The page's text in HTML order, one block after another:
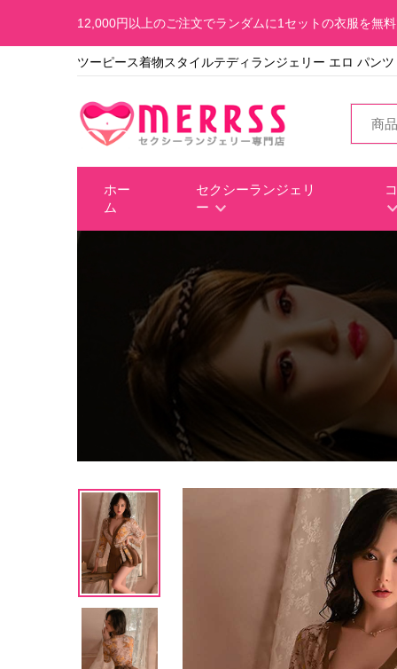
12,000円以上のご注文でランダムに1セットの衣服を無
ツーピース着物スタイルテディランジェリー エロ パンツ
ホー
ム
セクシーランジェリ
ー